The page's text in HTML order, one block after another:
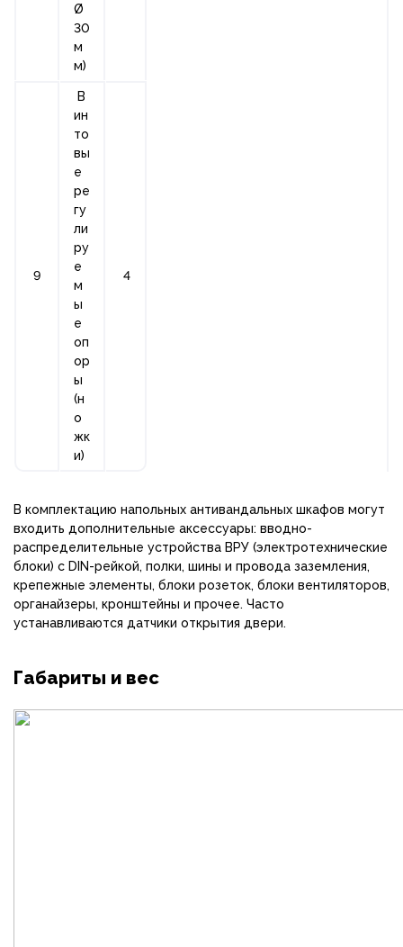
Ø
30
м
м)
9
В
ин
то
вы
е
ре
гу
ли
ру
е
м
ы
е
оп
ор
ы
(н
о
жк
и)
4
В комплектацию напольных антивандальных шкафов могут
входить дополнительные аксессуары: вводно-
распределительные устройства ВРУ (электротехнические
блоки) с DIN-рейкой, полки, шины и провода заземления,
крепежные элементы, блоки розеток, блоки вентиляторов,
органайзеры, кронштейны и прочее. Часто
устанавливаются датчики открытия двери.
Габариты и вес